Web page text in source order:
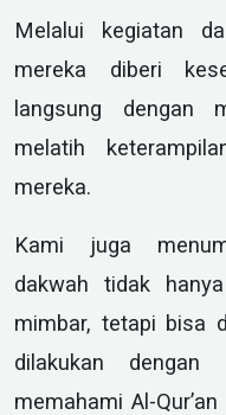
Melalui kegiatan
mereka diberi
langsung dengan
melatih
mereka.
Kami juga
dakwah tidak
mimbar, tetapi bisa
dilakukan dengan
memahami Al-